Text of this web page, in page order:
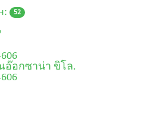
52
อ๊อกซาน่า ขิโล.